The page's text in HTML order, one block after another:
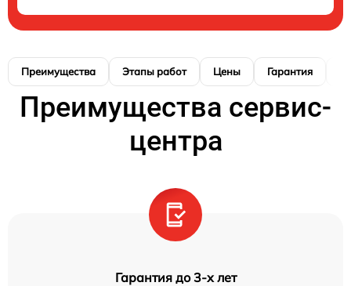
Преимущества Этапы работ Цены Гарантия
Преимущества сервис-
центра
Гарантия до 3-х лет